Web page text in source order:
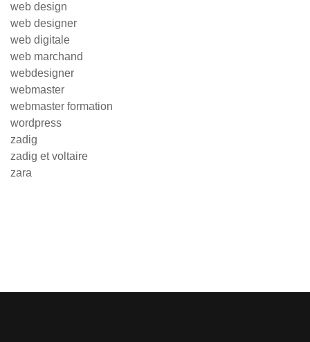
web design
web designer
web digitale
web marchand
webdesigner
webmaster
webmaster formation
wordpress
zadig
zadig et voltaire
zara